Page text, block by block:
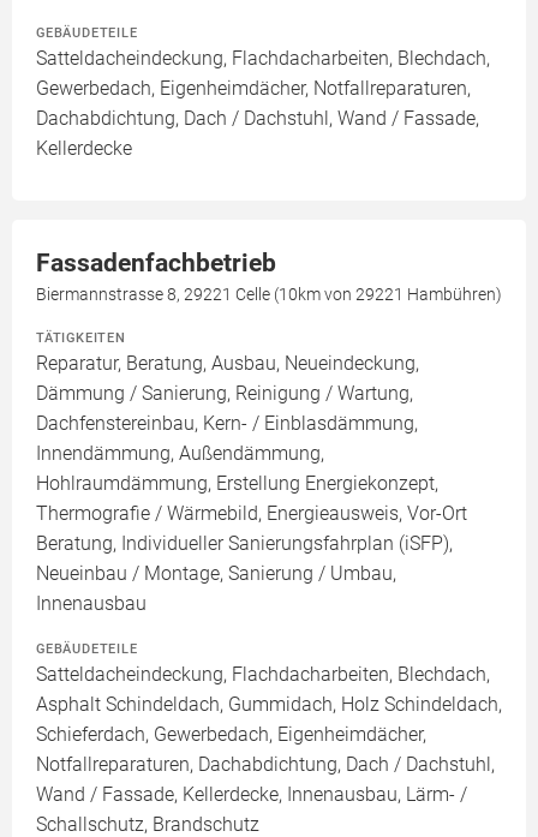
GEBÄUDETEILE
Satteldacheindeckung, Flachdacharbeiten, Blechdach,
Gewerbedach, Eigenheimdächer, Notfallreparaturen,
Dachabdichtung, Dach / Dachstuhl, Wand / Fassade,
Kellerdecke
Fassadenfachbetrieb
Biermannstrasse 8, 29221 Celle (10km von 29221 Hambühren)
TÄTIGKEITEN
Reparatur, Beratung, Ausbau, Neueindeckung,
Dämmung / Sanierung, Reinigung / Wartung,
Dachfenstereinbau, Kern- / Einblasdämmung,
Innendämmung, Außendämmung,
Hohlraumdämmung, Erstellung Energiekonzept,
Thermografie / Wärmebild, Energieausweis, Vor-Ort
Beratung, Individueller Sanierungsfahrplan (iSFP),
Neueinbau / Montage, Sanierung / Umbau,
Innenausbau
GEBÄUDETEILE
Satteldacheindeckung, Flachdacharbeiten, Blechdach,
Asphalt Schindeldach, Gummidach, Holz Schindeldach,
Schieferdach, Gewerbedach, Eigenheimdächer,
Notfallreparaturen, Dachabdichtung, Dach / Dachstuhl,
Wand / Fassade, Kellerdecke, Innenausbau, Lärm- /
Schallschutz, Brandschutz